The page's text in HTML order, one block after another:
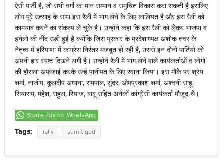
ऐसी पार्टी है, जो सभी वर्गाे का मान सम्मान व समुचित विकास करा सकती है इसलिए
लोग पूरे उत्साह के साथ इस रैली में भाग लेने के लिए लालियत है और इस रैली को
कामयाब करने का संकल्प ले चुके है। उन्होंने कहा कि इस रैली को लेकर भाजपा व
इनेलो की नींद उड़ी हुई है क्योंकि जिस प्रकार के प्रदेशाध्यक्ष अशोक तंवर के
नेतृत्व में हरियाणा में कांग्रेस निरंतर मजबूत हो रही है, उससे इन दोनों पार्टियों को
अपनी हार स्पष्ट दिखने लगी है। उन्होंने रैली में भाग लेने वाले कार्यकर्ताओं व लोगों
की हौंसला अफजाई करके उन्हें पानीपत के लिए रवाना किया। इस मौके पर श्रेय
शर्मा, नाजीम, कुलदीप अधाना, रामपाल, सुंदर, ओमप्रकाश शर्मा, अश्वनी साहू,
सियाराम, महेश, राहुल, रियाज, बाबू सहित अनेकों कांग्रेसी कार्यकर्ता मौजूद थे।
Share this on WhatsApp
Tags: rally sumit god